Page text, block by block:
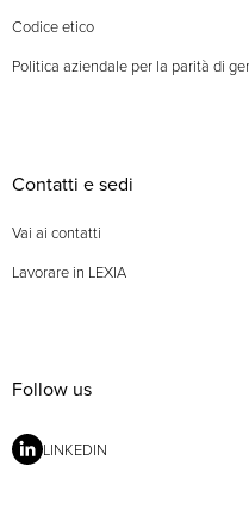
Codice etico
Politica aziendale per la parità di
Contatti e sedi
Vai ai contatti
Lavorare in LEXIA
Follow us
LINKEDIN